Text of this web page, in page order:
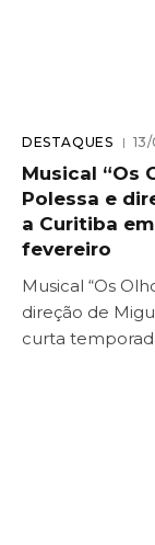
DESTAQUES
Musical “Os
Polessa e
a Curitiba
fevereiro
Musical “Os
direção de
curta